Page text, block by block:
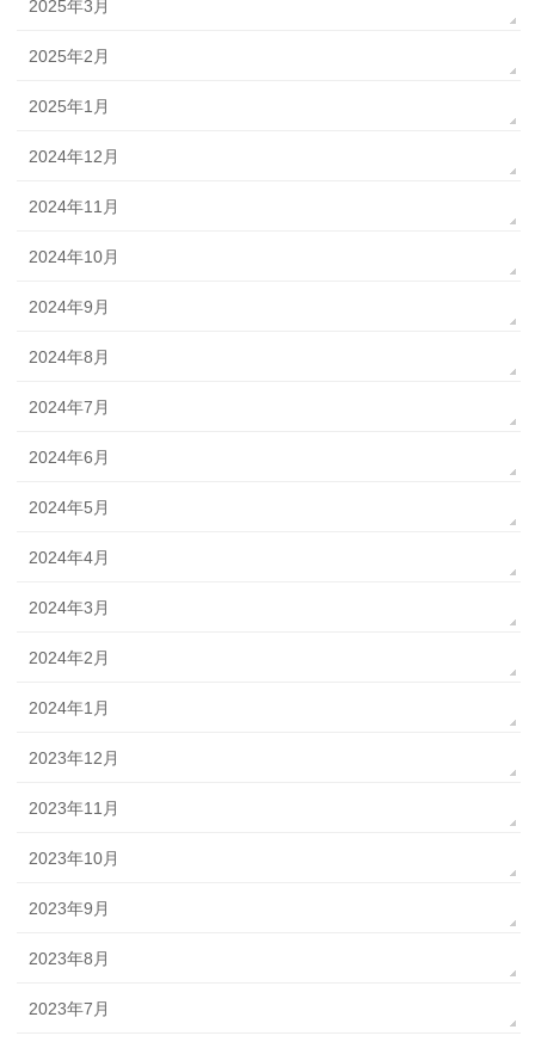
2025年3月
2025年2月
2025年1月
2024年12月
2024年11月
2024年10月
2024年9月
2024年8月
2024年7月
2024年6月
2024年5月
2024年4月
2024年3月
2024年2月
2024年1月
2023年12月
2023年11月
2023年10月
2023年9月
2023年8月
2023年7月